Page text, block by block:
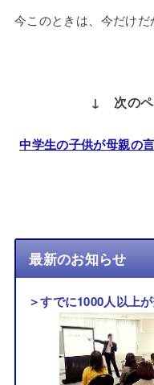
今このときは、今だけだ
↓ 次のペ
中学生の子供が母親の
最新のお知らせ
＞すでに1000人以上